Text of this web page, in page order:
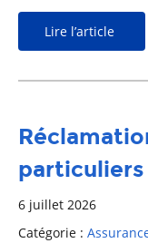
Lire l’article
particuliers
6 juillet 2026
Catégorie :